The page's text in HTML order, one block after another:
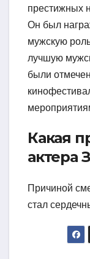
престижных
Он был
мужскую
лучшую
были
Какая
актера
Причиной
стал